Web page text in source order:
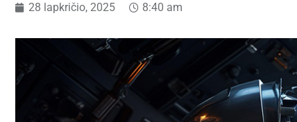
28 lapkričio, 2025 8:40 am